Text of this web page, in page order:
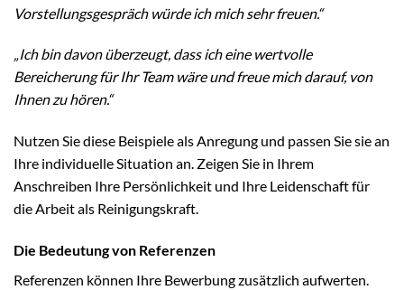
Vorstellungsgespräch würde ich mich sehr freuen.“
„Ich bin davon überzeugt, dass ich eine wertvolle
Bereicherung für Ihr Team wäre und freue mich darauf, von
Ihnen zu hören.“
Nutzen Sie diese Beispiele als Anregung und passen Sie sie an
Ihre individuelle Situation an. Zeigen Sie in Ihrem
Anschreiben Ihre Persönlichkeit und Ihre Leidenschaft für
die Arbeit als Reinigungskraft.
Die Bedeutung von Referenzen
Referenzen können Ihre Bewerbung zusätzlich aufwerten.